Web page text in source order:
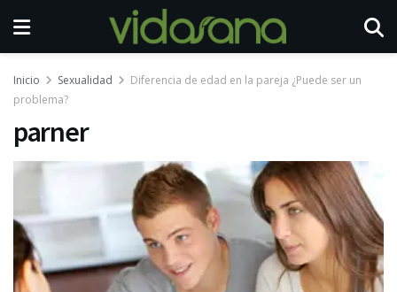
Inicio Sexualidad
Diferencia de edad en la pareja ¿Puede ser un
problema?
parner